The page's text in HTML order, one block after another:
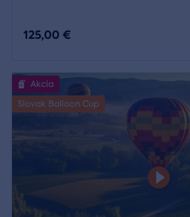
125,00 €
Akcia
Slovak Balloon Cup